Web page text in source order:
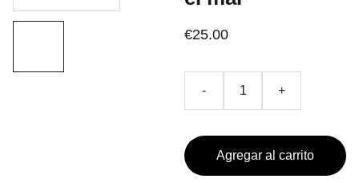
€25.00
- +
Agregar al carrito